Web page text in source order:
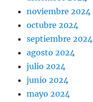
noviembre 2024
octubre 2024
septiembre 2024
agosto 2024
julio 2024
junio 2024
mayo 2024